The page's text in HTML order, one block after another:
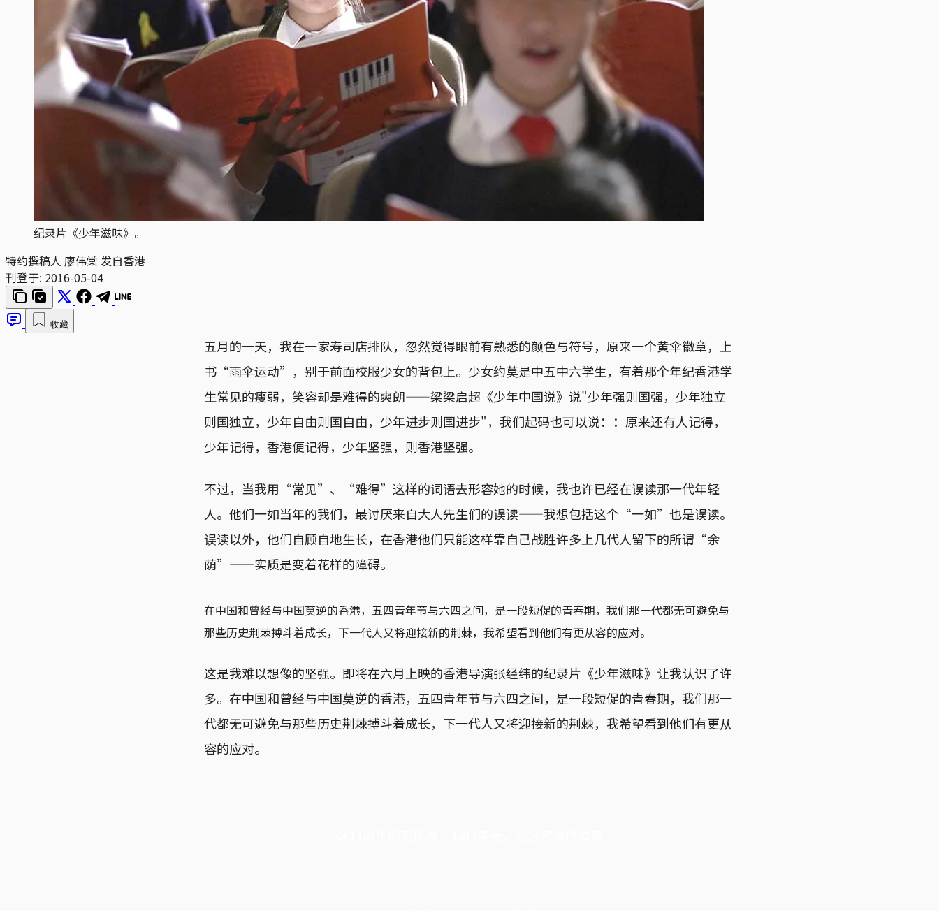
纪录片《少年滋味》。
特约撰稿人 廖伟棠 发自香港
刊登于: 2016-05-04
收藏
五月的一天，我在一家寿司店排队，忽然觉得眼前有熟悉的颜色与符号，原来一个黄伞徽章，上
书“雨伞运动”，别于前面校服少女的背包上。少女约莫是中五中六学生，有着那个年纪香港学
生常见的瘦弱，笑容却是难得的爽朗——梁梁启超《少年中国说》说"少年强则国强，少年独立
则国独立，少年自由则国自由，少年进步则国进步"，我们起码也可以说：：原来还有人记得，
少年记得，香港便记得，少年坚强，则香港坚强。
不过，当我用“常见”、“难得”这样的词语去形容她的时候，我也许已经在误读那一代年轻
人。他们一如当年的我们，最讨厌来自大人先生们的误读——我想包括这个“一如”也是误读。
误读以外，他们自顾自地生长，在香港他们只能这样靠自己战胜许多上几代人留下的所谓“余
荫”——实质是变着花样的障碍。
在中国和曾经与中国莫逆的香港，五四青年节与六四之间，是一段短促的青春期，我们那一代都无可避免与
那些历史荆棘搏斗着成长，下一代人又将迎接新的荆棘，我希望看到他们有更从容的应对。
这是我难以想像的坚强。即将在六月上映的香港导演张经纬的纪录片《少年滋味》让我认识了许
多。在中国和曾经与中国莫逆的香港，五四青年节与六四之间，是一段短促的青春期，我们那一
代都无可避免与那些历史荆棘搏斗着成长，下一代人又将迎接新的荆棘，我希望看到他们有更从
容的应对。